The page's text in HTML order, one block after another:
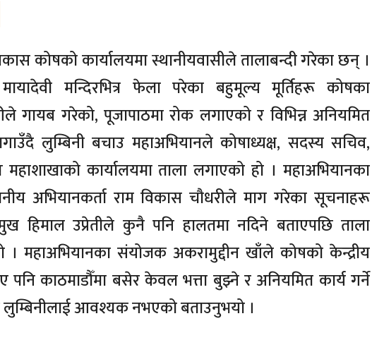
कोषको कार्यालयमा स्थानीयवासीले तालाबन्दी गरेका छन् ।
मन्दिरभित्र फेला परेका बहुमूल्य मूर्तिहरू कोषका
गायब गरेको, पूजापाठमा रोक लगाएको र विभिन्न अनियमित
लुम्बिनी बचाउ महाअभियानले कोषाध्यक्ष, सदस्य सचिव,
महाशाखाको कार्यालयमा ताला लगाएको हो । महाअभियानका
अभियानकर्ता राम विकास चौधरीले माग गरेका सूचनाहरू
हिमाल उप्रेतीले कुनै पनि हालतमा नदिने बताएपछि ताला
। महाअभियानका संयोजक अकरामुद्दीन खाँले कोषको केन्द्रीय
पनि काठमाडौँमा बसेर केवल भत्ता बुझ्ने र अनियमित कार्य गर्ने
लुम्बिनीलाई आवश्यक नभएको बताउनुभयो ।